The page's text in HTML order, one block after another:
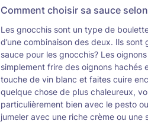
Comment choisir sa sauce
Les gnocchis sont un type de
d’une combinaison des deux. Ils
sauce pour les gnocchis? Les
simplement frire des oignons hachés
touche de vin blanc et faites cuire
quelque chose de plus chaleureux,
particulièrement bien avec le pesto
jumeler avec une riche crème ou une